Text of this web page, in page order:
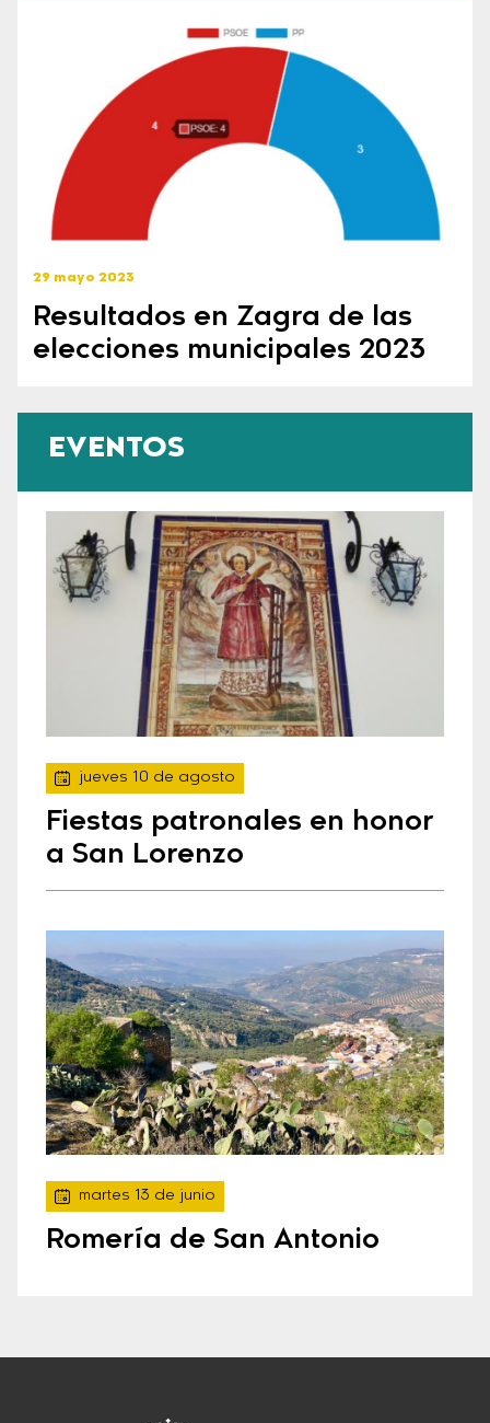
29 mayo 2023
Resultados en Zagra de las
elecciones municipales 2023
EVENTOS
jueves 10 de agosto
Fiestas patronales en honor
a San Lorenzo
martes 13 de junio
Romería de San Antonio